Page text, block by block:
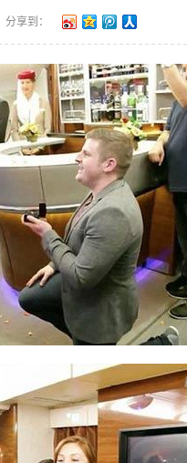
分享到：